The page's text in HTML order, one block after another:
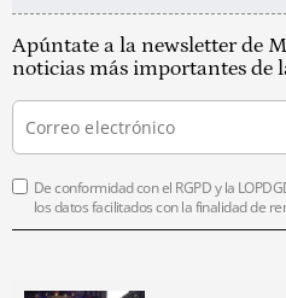
Apúntate a la newsletter de
noticias más importantes de
De conformidad con el RGPD y la
los datos facilitados con la finalidad de